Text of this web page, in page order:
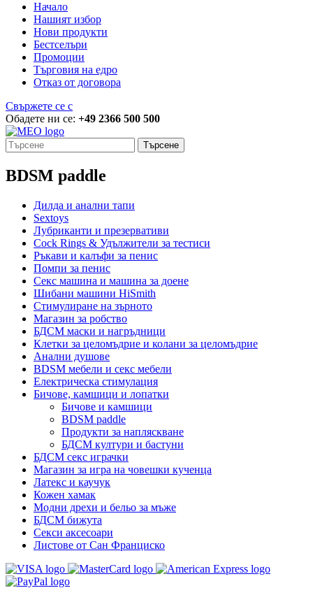
Начало
Нашият избор
Нови продукти
Бестселъри
Промоции
Търговия на едро
Отказ от договора
Свържете се с
Обадете ни се: +49 2366 500 500
Търсене
BDSM paddle
Дилда и анални тапи
Sextoys
Лубриканти и презервативи
Cock Rings & Удължители за тестиси
Ръкави и калъфи за пенис
Помпи за пенис
Секс машина и машина за доене
Шибани машини HiSmith
Стимулиране на зърното
Магазин за робство
БДСМ маски и нагръдници
Клетки за целомъдрие и колани за целомъдрие
Анални душове
BDSM мебели и секс мебели
Електрическа стимулация
Бичове, камшици и лопатки
Бичове и камшици
BDSM paddle
Продукти за напляскване
БДСМ култури и бастуни
БДСМ секс играчки
Магазин за игра на човешки кученца
Латекс и каучук
Кожен хамак
Модни дрехи и бельо за мъже
БДСМ бижута
Секси аксесоари
Листове от Сан Франциско